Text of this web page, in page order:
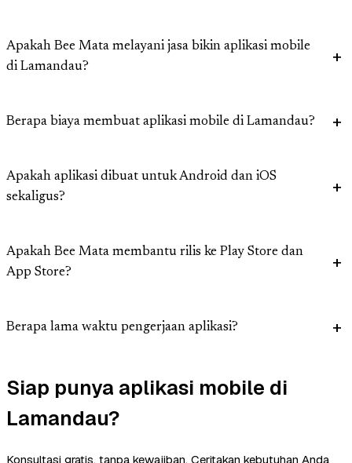
Apakah Bee Mata melayani jasa bikin aplikasi mobile
di Lamandau?
Berapa biaya membuat aplikasi mobile di Lamandau?
Apakah aplikasi dibuat untuk Android dan iOS
sekaligus?
Apakah Bee Mata membantu rilis ke Play Store dan
App Store?
Berapa lama waktu pengerjaan aplikasi?
Siap punya aplikasi mobile di
Lamandau?
Konsultasi gratis, tanpa kewajiban. Ceritakan kebutuhan Anda